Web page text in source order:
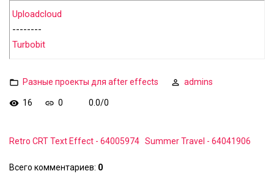
Uploadcloud
--------
Turbobit
Разные проекты для after effects admins
16 0 0.0/0
Retro CRT Text Effect - 64005974 Summer Travel - 64041906
Всего комментариев: 0